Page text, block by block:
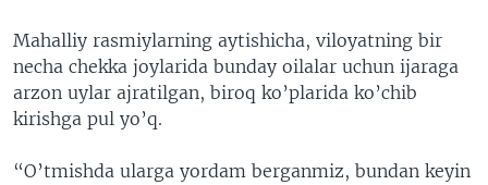
Mahalliy rasmiylarning aytishicha, viloyatning bir
necha chekka joylarida bunday oilalar uchun ijaraga
arzon uylar ajratilgan, biroq ko’plarida ko’chib
kirishga pul yo’q.
“O’tmishda ularga yordam berganmiz, bundan keyin